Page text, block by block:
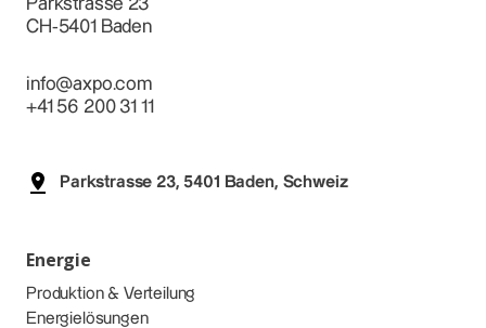
Parkstrasse 23
CH-5401 Baden
info@axpo.com
+41 56 200 31 11
Parkstrasse 23, 5401 Baden, Schweiz
Energie
Produktion & Verteilung
Energielösungen